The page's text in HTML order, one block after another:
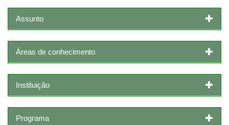
Assunto
Áreas de conhecimento
Instituição
Programa